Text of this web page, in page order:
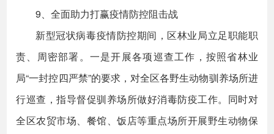
9、全面助力打赢疫情防控阻击战
新型冠状病毒疫情防控期间，区林业局立足职能职
责、周密部署。一是开展各项巡查工作，按照省林业
局“一封控四严禁”的要求，对全区各野生动物驯养场所进
行巡查，指导督促驯养场所做好消毒防疫工作。同时对
全区农贸市场、餐馆、饭店等重点场所开展野生动物保